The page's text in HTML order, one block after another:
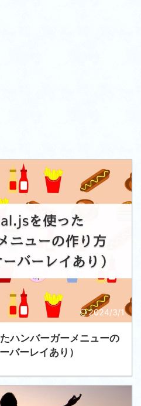
2024/3/1
ハンバーガーメニューの
バーレイあり）